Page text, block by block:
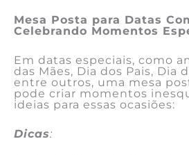
Mesa Posta para Datas
Celebrando Momentos
Em datas especiais, como
das Mães, Dia dos Pais, Dia
entre outros, uma mesa
pode criar momentos
ideias para essas ocasiões:
Dicas: